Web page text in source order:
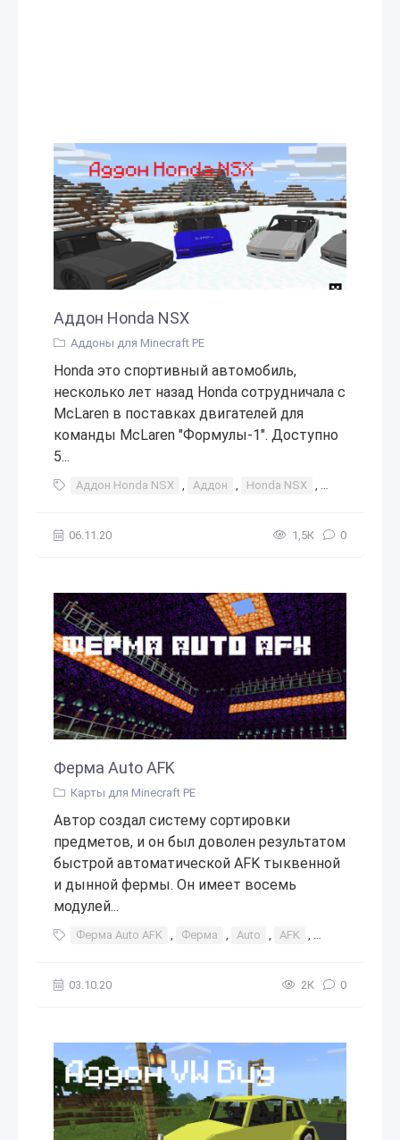
Аддон Honda NSX
Аддоны для Minecraft PE
Honda это спортивный автомобиль,
несколько лет назад Honda сотрудничала с
McLaren в поставках двигателей для
команды McLaren "Формулы-1". Доступно
5...
Аддон Honda NSX , Аддон , Honda NSX , аддоны
06.11.20 1,5К 0
Ферма Auto AFK
Карты для Minecraft PE
Автор создал систему сортировки
предметов, и он был доволен результатом
быстрой автоматической AFK тыквенной
и дынной фермы. Он имеет восемь
модулей...
Ферма Auto AFK , Ферма , Auto , AFK , авто
03.10.20 2К 0